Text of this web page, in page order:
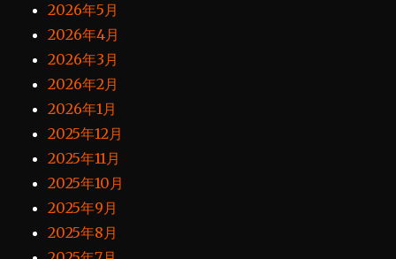
2026年5月
2026年4月
2026年3月
2026年2月
2026年1月
2025年12月
2025年11月
2025年10月
2025年9月
2025年8月